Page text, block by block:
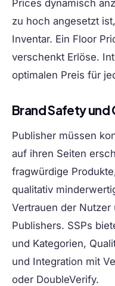
Prices dynamisch
zu hoch angesetzt
Inventar. Ein Floor
verschenkt Erlöse.
optimalen Preis für
Brand Safety
Publisher müssen
auf ihren Seiten
fragwürdige
qualitativ
Vertrauen der Nutzer
Publishers. SSPs
und Kategorien,
und Integration mit
oder DoubleVerify.